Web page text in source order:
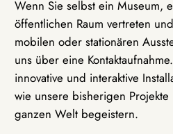
Wenn Sie selbst ein Museum,
öffentlichen Raum vertreten
mobilen oder stationären
uns über eine
innovative und interaktive
wie unsere bisherigen
ganzen Welt begeistern.